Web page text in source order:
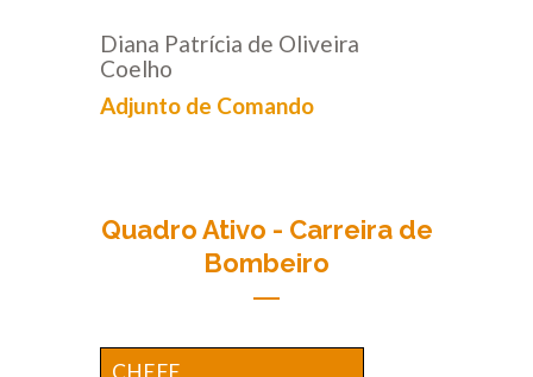
Diana Patrícia de Oliveira
Coelho
Adjunto de Comando
Quadro Ativo - Carreira de
Bombeiro
CHEFE